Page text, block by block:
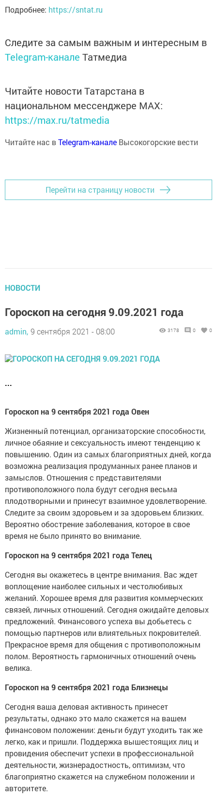
Подробнее: https://sntat.ru
Следите за самым важным и интересным в
Telegram-канале Татмедиа
Читайте новости Татарстана в
национальном мессенджере MАХ:
https://max.ru/tatmedia
Читайте нас вTelegram-канале Высокогорские вести
Перейти на страницу новости
НОВОСТИ
Гороскоп на сегодня 9.09.2021 года
admin, 9 сентября 2021 - 08:00 3178 0 0
...
Гороскоп на 9 сентября 2021 года Овен
Жизненный потенциал, организаторские способности,
личное обаяние и сексуальность имеют тенденцию к
повышению. Один из самых благоприятных дней, когда
возможна реализация продуманных ранее планов и
замыслов. Отношения с представителями
противоположного пола будут сегодня весьма
плодотворными и принесут взаимное удовлетворение.
Следите за своим здоровьем и за здоровьем близких.
Вероятно обострение заболевания, которое в свое
время не было принято во внимание.
Гороскоп на 9 сентября 2021 года Телец
Сегодня вы окажетесь в центре внимания. Вас ждет
воплощение наиболее сильных и честолюбивых
желаний. Хорошее время для развития коммерческих
связей, личных отношений. Сегодня ожидайте деловых
предложений. Финансового успеха вы добьетесь с
помощью партнеров или влиятельных покровителей.
Прекрасное время для общения с противоположным
полом. Вероятность гармоничных отношений очень
велика.
Гороскоп на 9 сентября 2021 года Близнецы
Сегодня ваша деловая активность принесет
результаты, однако это мало скажется на вашем
финансовом положении: деньги будут уходить так же
легко, как и пришли. Поддержка вышестоящих лиц и
провидения обеспечит успехи в профессиональной
деятельности, жизнерадостность, оптимизм, что
благоприятно скажется на служебном положении и
авторитете.